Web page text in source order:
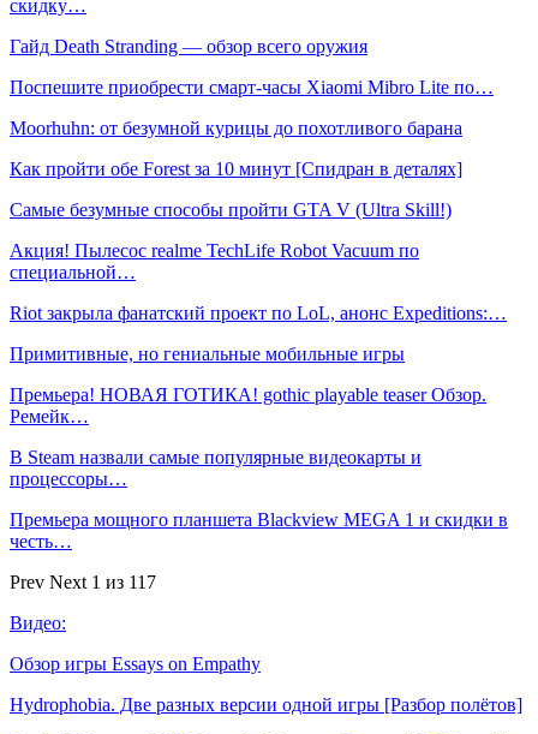
скидку…
Гайд Death Stranding — обзор всего оружия
Поспешите приобрести смарт-часы Xiaomi Mibro Lite по…
Moorhuhn: от безумной курицы до похотливого барана
Как пройти обе Forest за 10 минут [Спидран в деталях]
Самые безумные способы пройти GTA V (Ultra Skill!)
Акция! Пылесос realme TechLife Robot Vacuum по
специальной…
Riot закрыла фанатский проект по LoL, анонс Expeditions:…
Примитивные, но гениальные мобильные игры
Премьера! НОВАЯ ГОТИКА! gothic playable teaser Обзор.
Ремейк…
В Steam назвали самые популярные видеокарты и
процессоры…
Премьера мощного планшета Blackview MEGA 1 и скидки в
честь…
Prev Next 1 из 117
Видео:
Обзор игры Essays on Empathy
Hydrophobia. Две разных версии одной игры [Разбор полётов]